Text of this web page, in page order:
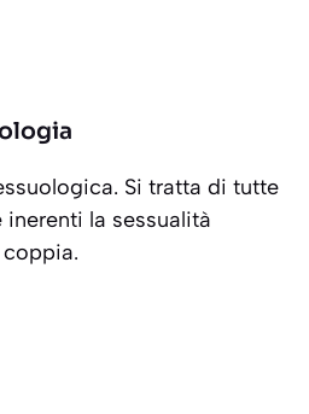
Si tratta di tutte
la sessualità